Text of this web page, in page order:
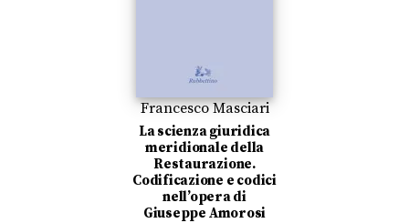
Francesco Masciari
La scienza giuridica
meridionale della
Restaurazione.
Codificazione e codici
nell’opera di
Giuseppe Amorosi